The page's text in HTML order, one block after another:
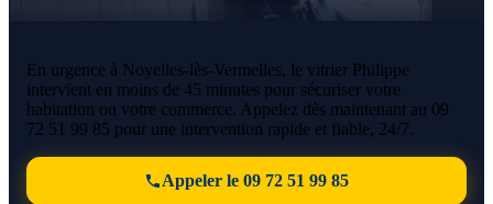
En urgence à Noyelles-lès-Vermelles, le vitrier Philippe
intervient en moins de 45 minutes pour sécuriser votre
habitation ou votre commerce. Appelez dès maintenant au 09
72 51 99 85 pour une intervention rapide et fiable, 24/7.
Appeler le 09 72 51 99 85